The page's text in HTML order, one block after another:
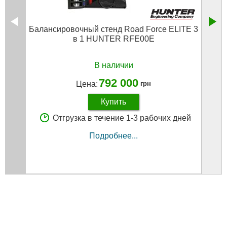
Балансировочный стенд Road Force ELITE 3
в 1 HUNTER RFE00E
В наличии
Цена: 792 000 грн
Купить
Отгрузка в течение 1-3 рабочих дней
Подробнее...